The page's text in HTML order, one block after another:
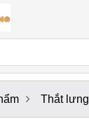
Thắt lưng